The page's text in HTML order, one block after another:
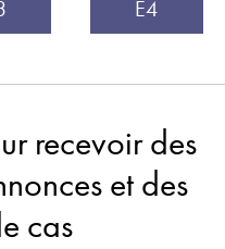
E4
recevoir des
et des
cas